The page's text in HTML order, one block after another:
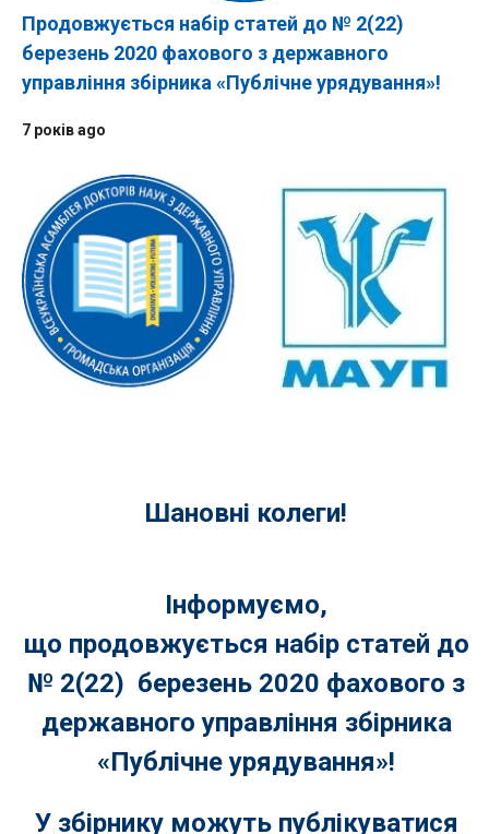
Продовжується набір статей до № 2(22)
березень 2020 фахового з державного
управління збірника «Публічне урядування»!
7 років ago
Шановні колеги!
Інформуємо,
що продовжується набірстатей до
№ 2(22) березень 2020 фахового з
державного управління збірника
«Публічне урядування»!
У збірнику можуть публікуватися